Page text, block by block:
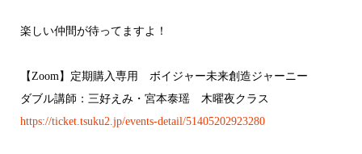
楽しい仲間が待ってますよ！
【Zoom】定期購入専用 ボイジャー未来創造ジャーニー
ダブル講師：三好えみ・宮本泰瑶 木曜夜クラス
https://ticket.tsuku2.jp/events-detail/51405202923280